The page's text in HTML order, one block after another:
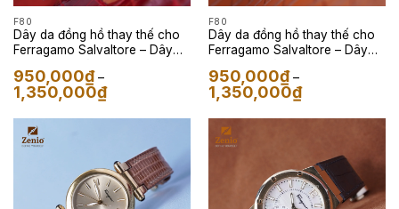
F80
Dây da đồng hồ thay thế cho
Ferragamo Salvaltore – Dây
950,000₫ –
1,350,000₫Khoảng
giá:
1,350,000₫
F80
Dây da đồng hồ thay thế cho
Ferragamo Salvaltore – Dây
950,000₫ –
1,350,000₫Khoảng
giá: